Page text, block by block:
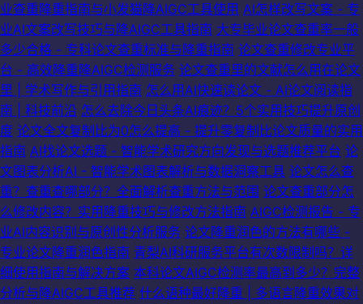
业查重降重指南与小发猫降AIGC工具使用 AI怎样改写文案 - 专
业AI文案改写技巧与降AIGC工具指南 大专毕业论文查重率一般
多少合格 - 专科论文查重标准与降重指南 论文查重修改专业平
台 - 高效降重降AIGC检测服务 论文查重里的文献怎么用在论文
里 | 学术写作与引用指南 怎么用AI快速读论文 - AI论文阅读指
南 | 科技前沿 怎么去除今日头条AI痕迹？5个实用技巧提升原创
度 论文全文复制比为0怎么提高 - 提升零复制比论文质量的实用
指南 AI找论文选题 - 智能学术研究方向发现与选题推荐平台 论
文图表分析AI - 智能学术图表解析与数据洞察工具 论文怎么查
重？查重查哪部分？全面解析查重方法与范围 论文查重部分怎
么修改内容？实用降重技巧与修改方法指南 AIGC检测报告 - 专
业AI内容识别与原创性分析服务 论文降重润色的方法有哪些 -
专业论文降重润色指南 青梨AI科研服务平台有次数限制吗？详
细使用指南与解决方案 本科论文AIGC检测率最高到多少？完整
分析与降AIGC工具推荐 什么语种最好降重 | 多语言降重效果对